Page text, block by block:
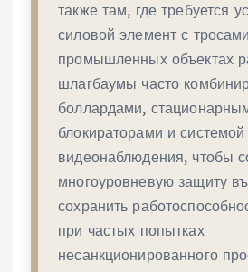
также там, где требуется
силовой элемент с
промышленных объектах
шлагбаумы часто
боллардами,
блокираторами и системой
видеонаблюдения, чтобы
многоуровневую защиту
сохранить
при частых попытках
несанкционированного